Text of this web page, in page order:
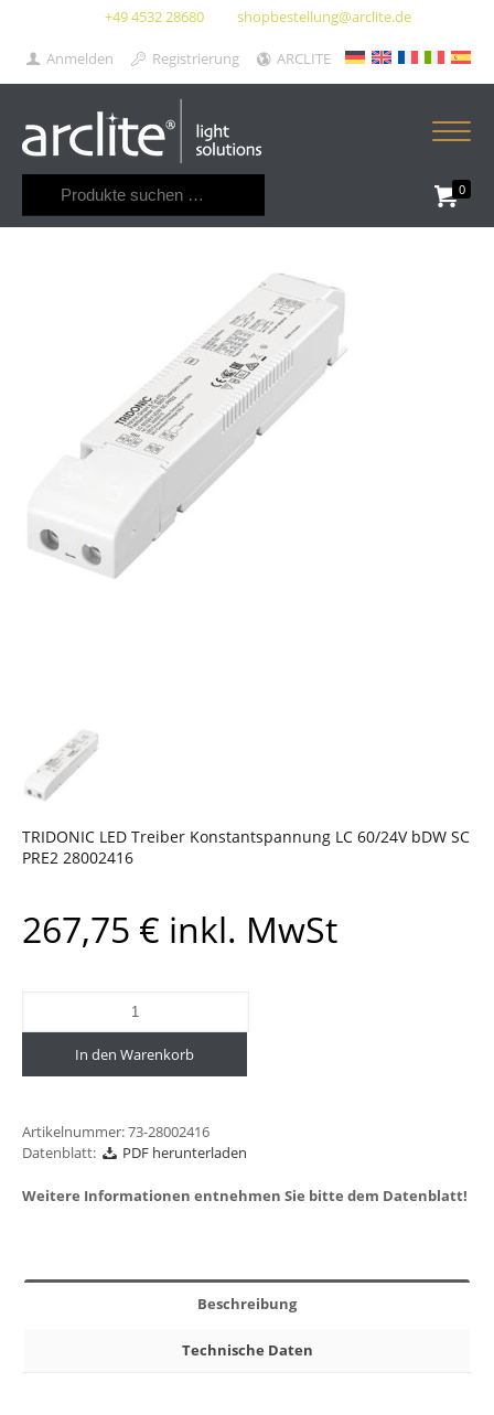
+49 4532 28680 shopbestellung@arclite.de
Anmelden Registrierung ARCLITE
0
TRIDONIC LED Treiber Konstantspannung LC 60/24V bDW SC
PRE2 28002416
267,75 € inkl. MwSt
In den Warenkorb
Artikelnummer:73-28002416
Datenblatt:
PDF herunterladen
Weitere Informationen entnehmen Sie bitte dem Datenblatt!
Beschreibung
Technische Daten